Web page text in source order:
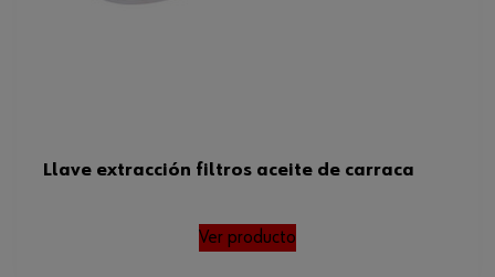
Llave extracción filtros aceite de carraca
Ver producto